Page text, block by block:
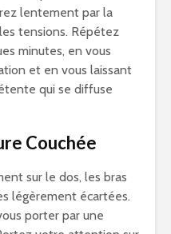
lentement par la
tensions. Répétez
minutes, en vous
et en vous laissant
qui se diffuse
Couchée
sur le dos, les bras
légèrement écartées.
porter par une